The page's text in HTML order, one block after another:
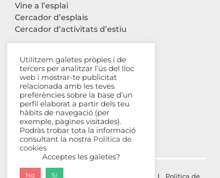
Vine a l’esplai
Cercador d’esplais
Cercador d’activitats d’estiu
Contacte
Carrer Avinyó, 44 2n
08002 Barcelona
93 302 61 03
esplac@esplac.cat
© ESPLAC Copyright | Política de
Utilitzem galetes pròpies i de
tercers per analitzar l’ús del lloc
web i mostrar-te publicitat
relacionada amb les teves
preferències sobre la base d’un
perfil elaborat a partir dels teu
hàbits de navegació (per
exemple, pàgines visitades).
Podràs trobar tota la informació
consultant la nostra Política de
cookies
Acceptes les galetes?
No Sí